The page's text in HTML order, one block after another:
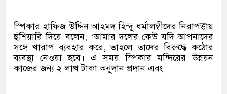
স্পিকার হাফিজ উদ্দিন আহমদ হিন্দু ধর্মালম্বীদের নিরাপত্তায়
হুঁশিয়ারি দিয়ে বলেন, ‘আমার দলের কেউ যদি আপনাদের
সঙ্গে খারাপ ব্যবহার করে, তাহলে তাদের বিরুদ্ধে কঠোর
ব্যবস্থা নেওয়া হবে। এ সময় স্পিকার মন্দিরের উন্নয়ন
কাজের জন্য ২ লাখ টাকা অনুদান প্রদান এবং